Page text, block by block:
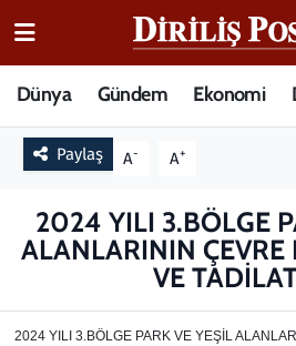
Dünya Gündem Ekonomi
Paylaş A- A+
2024 YILI 3.BÖLGE
ALANLARININ ÇEVRE
VE
2024 YILI 3.BÖLGE PARK VE YEŞİL
15 Temmuz Destanı
Analiz-Yorum
Dünya
Eğitim
Nöbetçi Eczaneler
Hava Durumu
Süper Lig Puan Durumu ve
Tüm Manşetler